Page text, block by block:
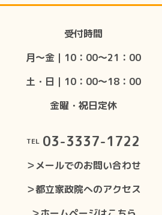
受付時間
月〜金｜10：00〜21：00
土・日｜10：00〜18：00
金曜・祝日定休
TEL 03-3337-1722
＞メールでのお問い合わせ
＞都立家政院へのアクセス